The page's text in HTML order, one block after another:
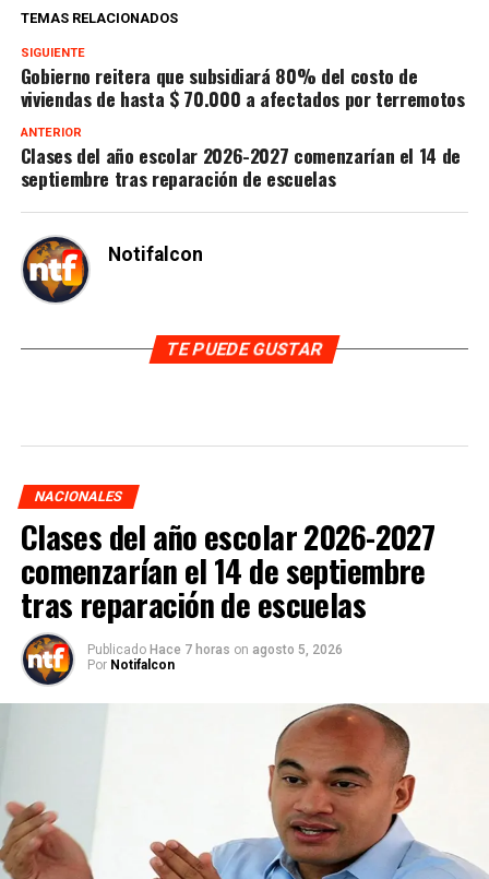
TEMAS RELACIONADOS
SIGUIENTE
Gobierno reitera que subsidiará 80% del costo de
viviendas de hasta $ 70.000 a afectados por terremotos
ANTERIOR
Clases del año escolar 2026-2027 comenzarían el 14 de
septiembre tras reparación de escuelas
Notifalcon
TE PUEDE GUSTAR
NACIONALES
Clases del año escolar 2026-2027
comenzarían el 14 de septiembre
tras reparación de escuelas
Publicado Hace 7 horas on agosto 5, 2026
Por Notifalcon